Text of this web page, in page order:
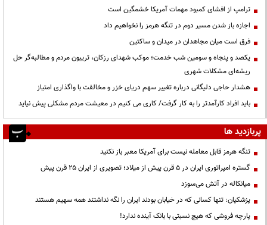
ترامپ از افشای کمبود مهمات آمریکا خشمگین است
اجازه باز شدن مسیر دوم در تنگه هرمز را نخواهیم داد
فرق است میان مجاهدان در میدان و ساکتین
یکصد و پنجاه و سومین شب خدمت؛ موکب شهدای رزکان، تریبون مردم و مطالبه‌گر حل
ریشه‌ای مشکلات شهری
هشدار حاجی دلیگانی درباره تغییر سهم دریای خزر و مخالفت با واگذاری امتیاز
باید افراد کارآمدتر را به کار گرفت/ کاری می کنیم در معیشت مردم مشکلی پیش نیاید
پربازدید ها
تنگه هرمز قابل معامله نیست برای آمریکا معبر باز نکنید
گستره امپراتوری ایران در ۵ قرن پیش از میلاد؛ تصویری از ایران ۲۵ قرن پیش
میانکاله در آتش می‌سوزد
پزشکیان: تنها کسانی که در خیابان بودند ایران را نگه نداشتند همه سهیم هستند
پارچه فروشی که هیچ نسبتی با بانک آینده ندارد!